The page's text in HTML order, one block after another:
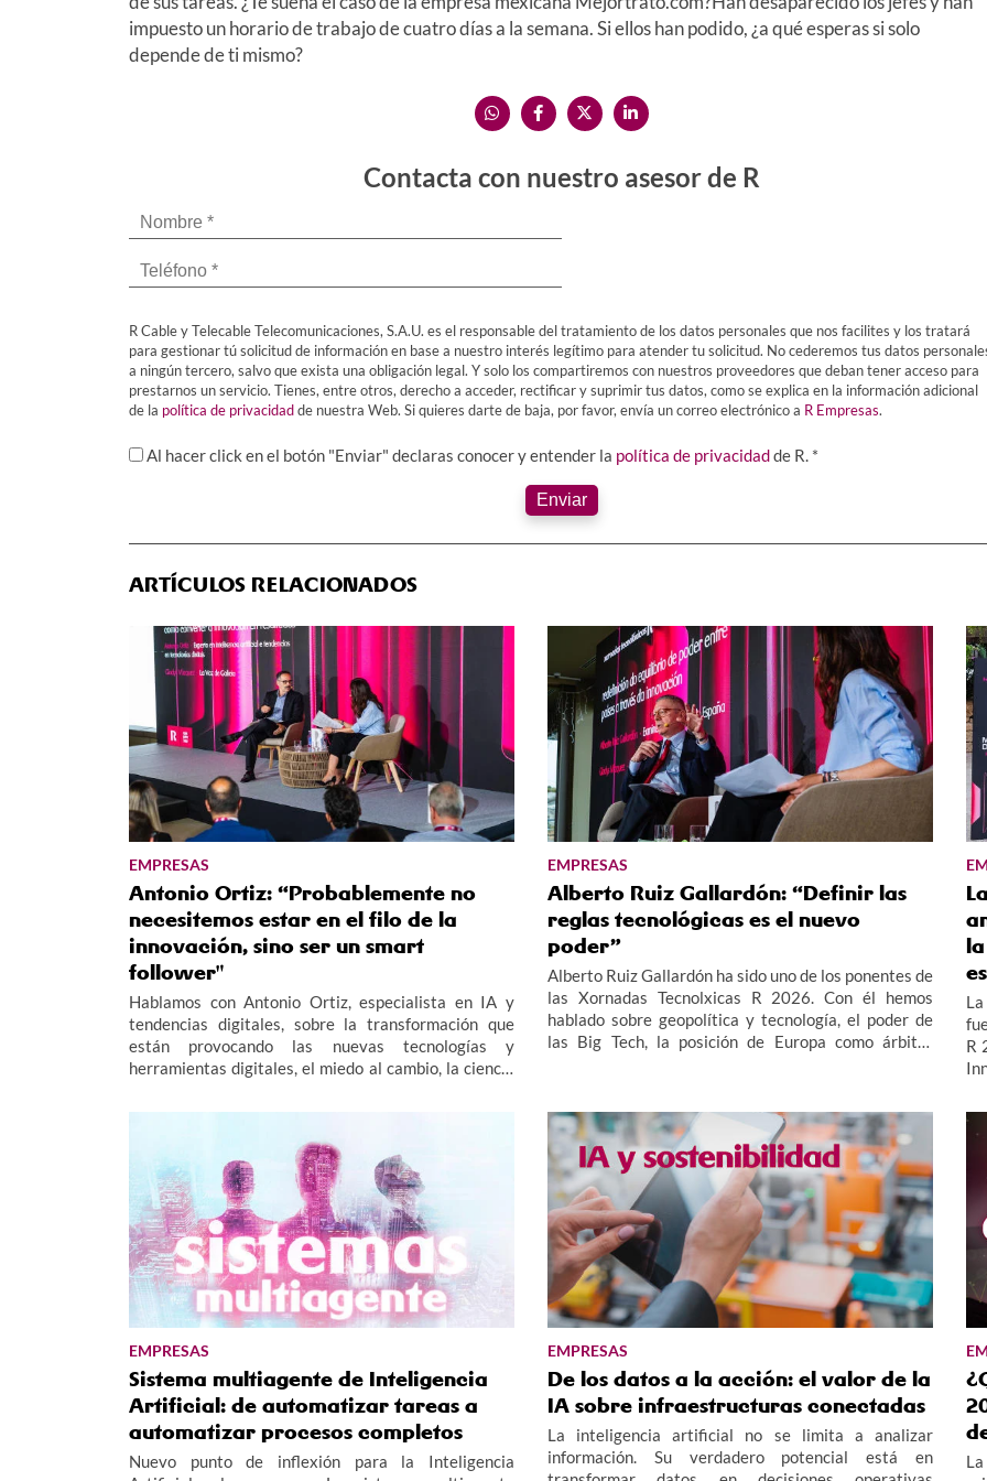
impuesto un horario de trabajo de cuatro días a la semana. Si ellos han podido, ¿a qué esperas si solo
depende de ti mismo?
Contacta con nuestro asesor de R
R Cable y Telecable Telecomunicaciones, S.A.U. es el responsable del tratamiento de los datos personales que nos facilites y los tratará
para gestionar tú solicitud de información en base a nuestro interés legítimo para atender tu solicitud. No cederemos tus datos
a ningún tercero, salvo que exista una obligación legal. Y solo los compartiremos con nuestros proveedores que deban tener acceso para
prestarnos un servicio. Tienes, entre otros, derecho a acceder, rectificar y suprimir tus datos, como se explica en la información adicional
de la política de privacidadde nuestra Web. Si quieres darte de baja, por favor, envía un correo electrónico a R Empresas.
Al hacer click en el botón "Enviar" declaras conocer y entender la política de privacidadde R. *
Enviar
ARTÍCULOS RELACIONADOS
EMPRESAS
Antonio Ortiz: “Probablemente no
necesitemos estar en el filo de la
innovación, sino ser un smart
follower"
Hablamos con Antonio Ortiz, especialista en IA y
tendencias digitales, sobre la transformación que
están provocando las nuevas tecnologías y
herramientas digitales, el miedo al cambio, la ciencia
empresas. Antonio Ortiz ha participado en las
EMPRESAS
Alberto Ruiz Gallardón: “Definir las
reglas tecnológicas es el nuevo
poder”
Alberto Ruiz Gallardón ha sido uno de los ponentes de
las Xornadas Tecnolxicas R 2026. Con él hemos
hablado sobre geopolítica y tecnología, el poder de
las Big Tech, la posición de Europa como árbitro
R
EMPRESAS
Sistema multiagente de Inteligencia
Artificial: de automatizar tareas a
automatizar procesos completos
Nuevo punto de inflexión para la Inteligencia
EMPRESAS
De los datos a la acción: el valor de la
IA sobre infraestructuras conectadas
La inteligencia artificial no se limita a analizar
información. Su verdadero potencial está en